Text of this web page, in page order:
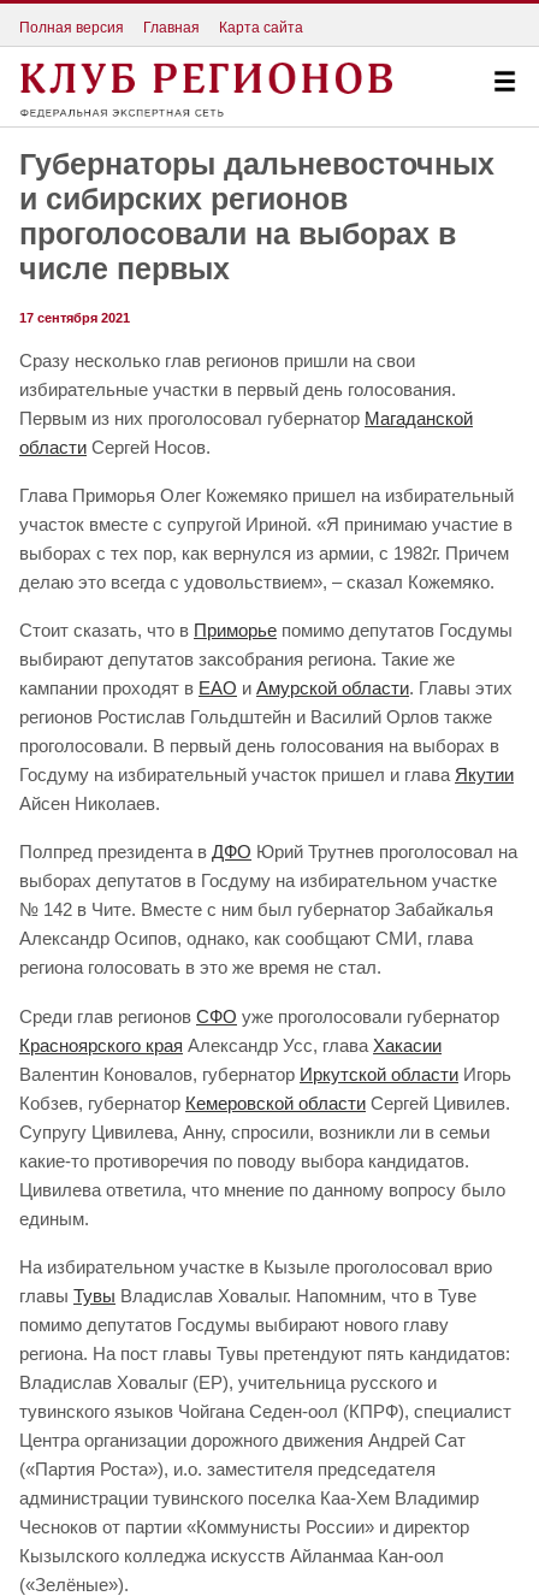
Полная версия Главная Карта сайта
Губернаторы дальневосточных
и сибирских регионов
проголосовали на выборах в
числе первых
17 сентября 2021
Сразу несколько глав регионов пришли на свои
избирательные участки в первый день голосования.
Первым из них проголосовал губернатор Магаданской
области Сергей Носов.
Глава Приморья Олег Кожемяко пришел на избирательный
участок вместе с супругой Ириной. «Я принимаю участие в
выборах с тех пор, как вернулся из армии, с 1982г. Причем
делаю это всегда с удовольствием», – сказал Кожемяко.
Стоит сказать, что в Приморье помимо депутатов Госдумы
выбирают депутатов заксобрания региона. Такие же
кампании проходят в ЕАО и Амурской области. Главы этих
регионов Ростислав Гольдштейн и Василий Орлов также
проголосовали. В первый день голосования на выборах в
Госдуму на избирательный участок пришел и глава Якутии
Айсен Николаев.
Полпред президента в ДФО Юрий Трутнев проголосовал на
выборах депутатов в Госдуму на избирательном участке
№ 142 в Чите. Вместе с ним был губернатор Забайкалья
Александр Осипов, однако, как сообщают СМИ, глава
региона голосовать в это же время не стал.
Среди глав регионов СФО уже проголосовали губернатор
Красноярского края Александр Усс, глава Хакасии
Валентин Коновалов, губернатор Иркутской области Игорь
Кобзев, губернатор Кемеровской области Сергей Цивилев.
Супругу Цивилева, Анну, спросили, возникли ли в семьи
какие-то противоречия по поводу выбора кандидатов.
Цивилева ответила, что мнение по данному вопросу было
единым.
На избирательном участке в Кызыле проголосовал врио
главы Тувы Владислав Ховалыг. Напомним, что в Туве
помимо депутатов Госдумы выбирают нового главу
региона. На пост главы Тувы претендуют пять кандидатов:
Владислав Ховалыг (ЕР), учительница русского и
тувинского языков Чойгана Седен-оол (КПРФ), специалист
Центра организации дорожного движения Андрей Сат
(«Партия Роста»), и.о. заместителя председателя
администрации тувинского поселка Каа-Хем Владимир
Чесноков от партии «Коммунисты России» и директор
Кызылского колледжа искусств Айланмаа Кан-оол
(«Зелёные»).